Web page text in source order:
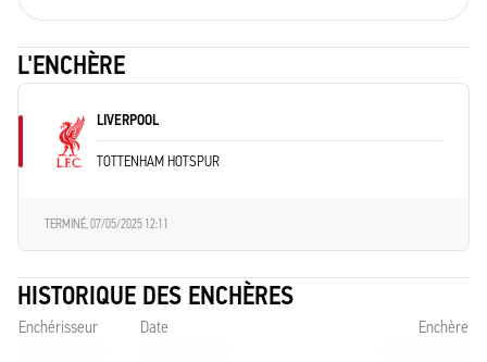
L'ENCHÈRE
LIVERPOOL
TOTTENHAM HOTSPUR
TERMINÉ,07/05/2025 12:11
HISTORIQUE DES ENCHÈRES
Enchérisseur Date Enchère